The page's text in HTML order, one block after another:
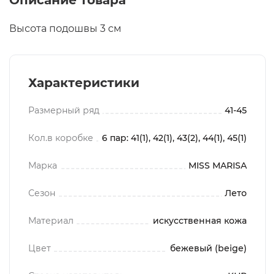
Высота подошвы 3 см
Характеристики
Размерный ряд 41-45
Кол.в коробке 6 пар: 41(1), 42(1), 43(2), 44(1), 45(1)
Марка MISS MARISA
Сезон Лето
Материал искусственная кожа
Цвет бежевый (beige)